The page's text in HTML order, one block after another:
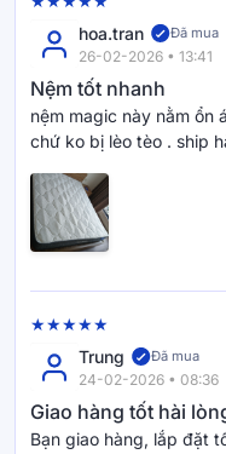
hoa.tran Đã mua
26-02-2026 • 13:41
Nệm tốt nhanh
nệm magic này nằm ổn
chứ ko bị lèo tèo . ship
Trung Đã mua
24-02-2026 • 08:36
Giao hàng tốt hài
Bạn giao hàng, lắp đặt